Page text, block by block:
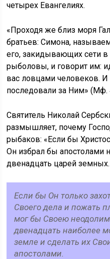
четырех Евангелиях.
«Проходя же близ моря
братьев: Симона,
его, закидывающих сети
рыболовы, и говорит им:
вас ловцами человеков. И
последовали за Ним» (Мф.
Святитель Николай
размышляет, почему
рыбаков: «Если бы
Он избрал бы апостолами
двенадцать царей земных.
Если бы Он только
Своего дела и пожать
мог бы Своею
двенадцать наиболее
земле и сделать их
апостолами.